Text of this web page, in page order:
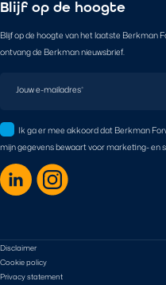
Blijf op de hoogte
Blijf op de hoogte van het laatste Berkman
ontvang de Berkman nieuwsbrief.
Jouw e-mailadres*
Ik ga er mee akkoord dat Berkman
mijn gegevens bewaart voor marketing- en
Disclaimer
Cookie policy
Privacy statement